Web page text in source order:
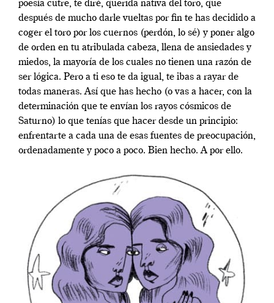
poesía cutre, te diré, querida nativa del toro, que
después de mucho darle vueltas por fin te has decidido a
coger el toro por los cuernos (perdón, lo sé) y poner algo
de orden en tu atribulada cabeza, llena de ansiedades y
miedos, la mayoría de los cuales no tienen una razón de
ser lógica. Pero a ti eso te da igual, te ibas a rayar de
todas maneras. Así que has hecho (o vas a hacer, con la
determinación que te envían los rayos cósmicos de
Saturno) lo que tenías que hacer desde un principio:
enfrentarte a cada una de esas fuentes de preocupación,
ordenadamente y poco a poco. Bien hecho. A por ello.